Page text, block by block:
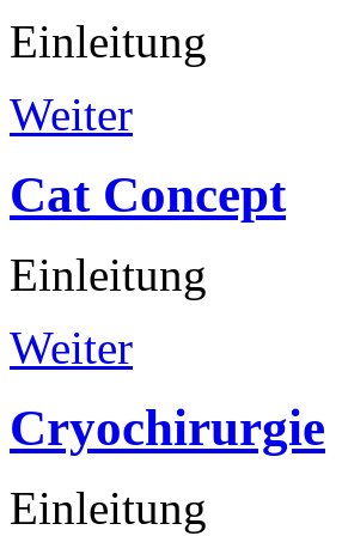
Einleitung
Weiter
Cat Concept
Einleitung
Weiter
Cryochirurgie
Einleitung